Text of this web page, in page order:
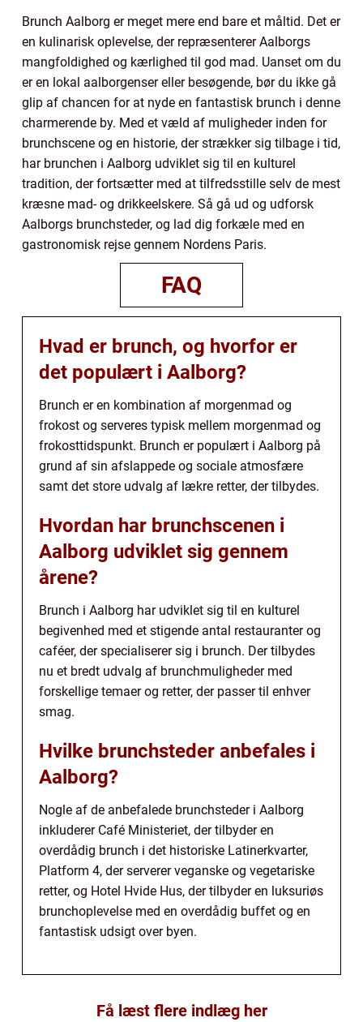
Brunch Aalborg er meget mere end bare et måltid. Det er
en kulinarisk oplevelse, der repræsenterer Aalborgs
mangfoldighed og kærlighed til god mad. Uanset om du
er en lokal aalborgenser eller besøgende, bør du ikke gå
glip af chancen for at nyde en fantastisk brunch i denne
charmerende by. Med et væld af muligheder inden for
brunchscene og en historie, der strækker sig tilbage i tid,
har brunchen i Aalborg udviklet sig til en kulturel
tradition, der fortsætter med at tilfredsstille selv de mest
kræsne mad- og drikkeelskere. Så gå ud og udforsk
Aalborgs brunchsteder, og lad dig forkæle med en
gastronomisk rejse gennem Nordens Paris.
FAQ
Hvad er brunch, og hvorfor er
det populært i Aalborg?
Brunch er en kombination af morgenmad og
frokost og serveres typisk mellem morgenmad og
frokosttidspunkt. Brunch er populært i Aalborg på
grund af sin afslappede og sociale atmosfære
samt det store udvalg af lækre retter, der tilbydes.
Hvordan har brunchscenen i
Aalborg udviklet sig gennem
årene?
Brunch i Aalborg har udviklet sig til en kulturel
begivenhed med et stigende antal restauranter og
caféer, der specialiserer sig i brunch. Der tilbydes
nu et bredt udvalg af brunchmuligheder med
forskellige temaer og retter, der passer til enhver
smag.
Hvilke brunchsteder anbefales i
Aalborg?
Nogle af de anbefalede brunchsteder i Aalborg
inkluderer Café Ministeriet, der tilbyder en
overdådig brunch i det historiske Latinerkvarter,
Platform 4, der serverer veganske og vegetariske
retter, og Hotel Hvide Hus, der tilbyder en luksuriøs
brunchoplevelse med en overdådig buffet og en
fantastisk udsigt over byen.
Få læst flere indlæg her